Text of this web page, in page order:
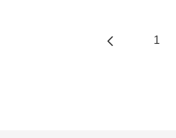
1